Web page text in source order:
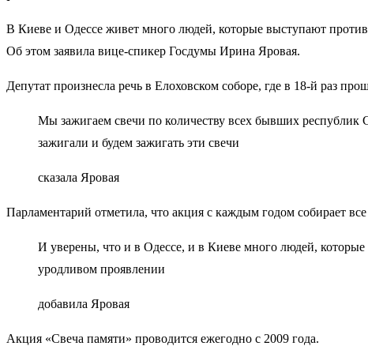
В Киеве и Одессе живет много людей, которые выступают
Об этом заявила вице-спикер Госдумы Ирина Яровая.
Депутат произнесла речь в Елоховском соборе, где в 18-й раз
Мы зажигаем свечи по количеству всех бывших
зажигали и будем зажигать эти свечи
сказала Яровая
Парламентарий отметила, что акция с каждым годом собирает
И уверены, что и в Одессе, и в Киеве много людей, которые
уродливом проявлении
добавила Яровая
Акция «Свеча памяти» проводится ежегодно с 2009 года.